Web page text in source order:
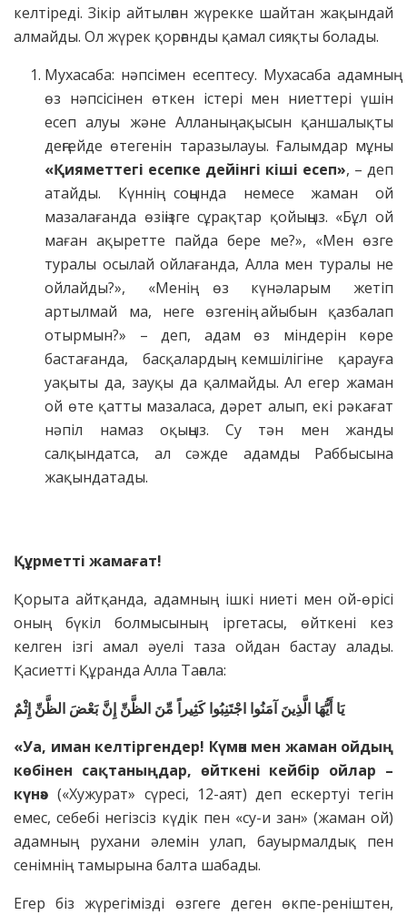
келтіреді. Зікір айтылған жүрекке шайтан жақындай
алмайды. Ол жүрек қорғанды қамал сияқты болады.
Мухасаба: нәпсімен есептесу. Мухасаба адамның
өз нәпсісінен өткен істері мен ниеттері үшін
есеп алуы және Алланың ақысын қаншалықты
деңгейде өтегенін таразылауы. Ғалымдар мұны
«Қияметтегі есепке дейінгі кіші есеп», – деп
атайды. Күннің соңында немесе жаман ой
мазалағанда өзіңізге сұрақтар қойыңыз. «Бұл ой
маған ақыретте пайда бере ме?», «Мен өзге
туралы осылай ойлағанда, Алла мен туралы не
ойлайды?», «Менің өз күнәларым жетіп
артылмай ма, неге өзгенің айыбын қазбалап
отырмын?» – деп, адам өз міндерін көре
бастағанда, басқалардың кемшілігіне қарауға
уақыты да, зауқы да қалмайды. Ал егер жаман
ой өте қатты мазаласа, дәрет алып, екі рәкағат
нәпіл намаз оқыңыз. Су тән мен жанды
салқындатса, ал сәжде адамды Раббысына
жақындатады.
Құрметті жамағат!
Қорыта айтқанда, адамның ішкі ниеті мен ой-өрісі
оның бүкіл болмысының іргетасы, өйткені кез
келген ізгі амал әуелі таза ойдан бастау алады.
Қасиетті Құранда Алла Тағала:
يَا أَيُّهَا الَّذِينَ آمَنُوا اجْتَنِبُوا كَثِيراً مِّنَ الظَّنِّ إِنَّ بَعْضَ الظَّنِّ إِثْمٌ
«Уа, иман келтіргендер! Күмән мен жаман ойдың
көбінен сақтаныңдар, өйткені кейбір ойлар –
күнә» («Хужурат» сүресі, 12-аят) деп ескертуі тегін
емес, себебі негізсіз күдік пен «су-и зан» (жаман ой)
адамның рухани әлемін улап, бауырмалдық пен
сенімнің тамырына балта шабады.
Егер біз жүрегімізді өзгеге деген өкпе-реніштен,